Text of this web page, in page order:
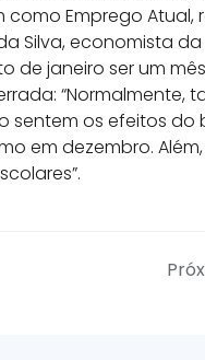
como Emprego
Silva, economista
de janeiro ser um
sentem os efeitos
em dezembro.